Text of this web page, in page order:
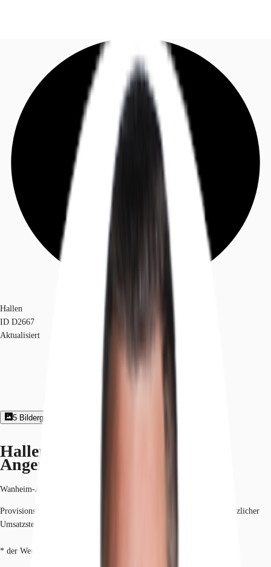
Investieren
Marktinformationen
Coworking
Ihre Ansprechpartner
Favoriten
Jetzt anrufen Kontaktieren Sie uns
Hallen
ID D2667
Aktualisiert
5 Bildergalerie
Hallen - Duisburg, Wanheim-
Angerhausen - D2667
Wanheim-Angerhausen, 47259, Duisburg, Nordrhein-Westfalen
Provisionspflichtig: bei Anmietung 3 Netto-Monatsmieten zzgl. gesetzlicher
Umsatzsteuer.*
* der Wert kann je nach Vertragslaufzeit variieren.